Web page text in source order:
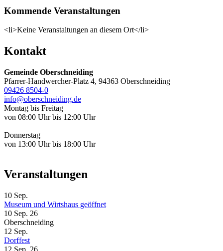
Kommende Veranstaltungen
<li>Keine Veranstaltungen an diesem Ort</li>
Kontakt
Gemeinde Oberschneiding
Pfarrer-Handwercher-Platz 4, 94363 Oberschneiding
09426 8504-0
info@oberschneiding.de
Montag bis Freitag
von 08:00 Uhr bis 12:00 Uhr
Donnerstag
von 13:00 Uhr bis 18:00 Uhr
Veranstaltungen
10 Sep.
Museum und Wirtshaus geöffnet
10 Sep. 26
Oberschneiding
12 Sep.
Dorffest
12 Sep. 26